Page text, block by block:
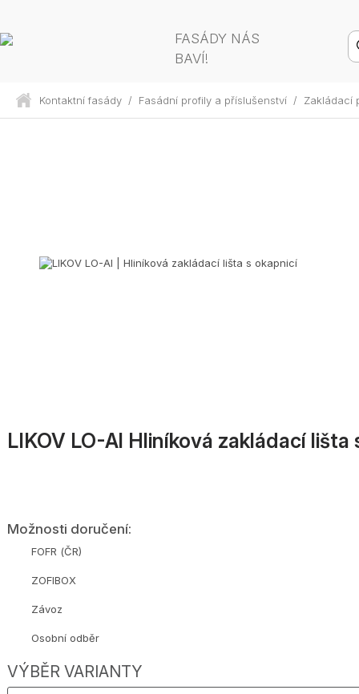
FASÁDY NÁS
BAVÍ!
Kontaktní fasády/ Fasádní profily a příslušenství/ Zakládací
LIKOV LO-Al Hliníková zakládací
Možnosti doručení:
FOFR (ČR)
ZOFIBOX
Závoz
Osobní odběr
VÝBĚR VARIANTY